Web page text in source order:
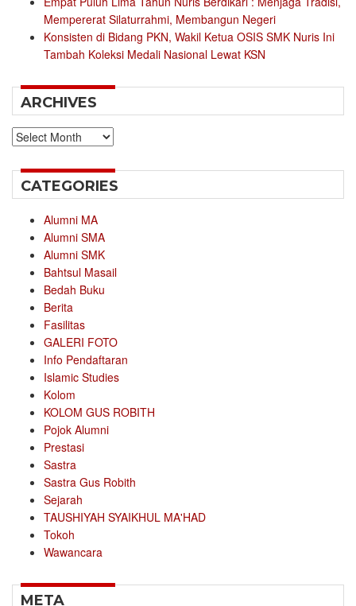
Mempererat Silaturrahmi, Membangun Negeri
Konsisten di Bidang PKN, Wakil Ketua OSIS SMK Nuris Ini
Tambah Koleksi Medali Nasional Lewat KSN
ARCHIVES
Archives
CATEGORIES
Alumni MA
Alumni SMA
Alumni SMK
Bahtsul Masail
Bedah Buku
Berita
Fasilitas
GALERI FOTO
Info Pendaftaran
Islamic Studies
Kolom
KOLOM GUS ROBITH
Pojok Alumni
Prestasi
Sastra
Sastra Gus Robith
Sejarah
TAUSHIYAH SYAIKHUL MA'HAD
Tokoh
Wawancara
META